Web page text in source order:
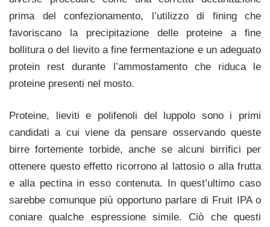
prima del confezionamento, l’utilizzo di fining che
favoriscano la precipitazione delle proteine a fine
bollitura o del lievito a fine fermentazione e un adeguato
protein rest durante l’ammostamento che riduca le
proteine presenti nel mosto.
Proteine, lieviti e polifenoli del luppolo sono i primi
candidati a cui viene da pensare osservando queste
birre fortemente torbide, anche se alcuni birrifici per
ottenere questo effetto ricorrono al lattosio o alla frutta
e alla pectina in esso contenuta. In quest’ultimo caso
sarebbe comunque più opportuno parlare di Fruit IPA o
coniare qualche espressione simile. Ciò che questi